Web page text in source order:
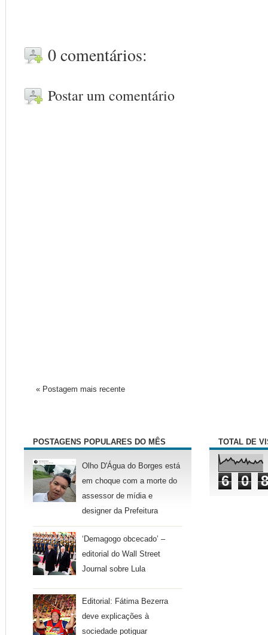
0 comentários:
Postar um comentário
« Postagem mais recente
POSTAGENS POPULARES DO MÊS
Olho D'Água do Borges está
em choque com a morte do
assessor de mídia e
designer da Prefeitura
‘Demagogo obcecado’ –
editorial do Wall Street
Journal sobre Lula
Editorial: Fátima Bezerra
deve explicações à
sociedade potiguar
TOTAL DE
6 0 8